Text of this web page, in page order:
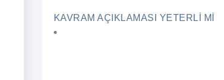
KAVRAM AÇIKLAMASI YETERLI MI